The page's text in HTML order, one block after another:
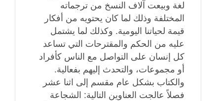
لغة وبيعت آلاف النسخ من ترجماته
المختلفة وذلك لما كان يحتويه من أفكار
قيمة لحياتنا اليومية. وكذلك لما يشتمل
عليه من الحكم والمقترحات التي تساعد
كل إنسان على التواصل مع الناس كأفراد
أو مجموعات، والتحدث إليهم بفعالية.
والكتاب بشكل عام مقسم إلى اثنا عشر
فصلاً عالجت العناوين التالية: الشجاعة